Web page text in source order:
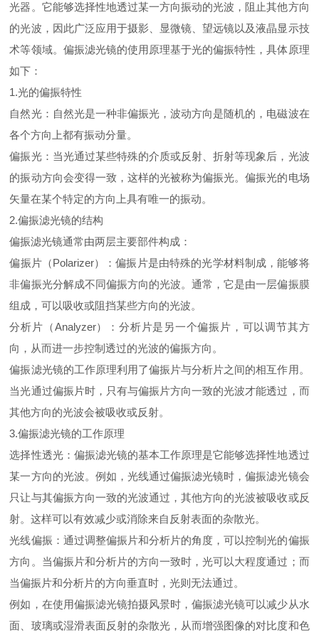
光器。它能够选择性地透过某一方向振动的光波，阻止其他方向
的光波，因此广泛应用于摄影、显微镜、望远镜以及液晶显示技
术等领域。偏振滤光镜的使用原理基于光的偏振特性，具体原理
如下：
1.光的偏振特性
自然光：自然光是一种非偏振光，波动方向是随机的，电磁波在
各个方向上都有振动分量。
偏振光：当光通过某些特殊的介质或反射、折射等现象后，光波
的振动方向会变得一致，这样的光被称为偏振光。偏振光的电场
矢量在某个特定的方向上具有唯一的振动。
2.偏振滤光镜的结构
偏振滤光镜通常由两层主要部件构成：
偏振片（Polarizer）：偏振片是由特殊的光学材料制成，能够将
非偏振光分解成不同偏振方向的光波。通常，它是由一层偏振膜
组成，可以吸收或阻挡某些方向的光波。
分析片（Analyzer）：分析片是另一个偏振片，可以调节其方
向，从而进一步控制透过的光波的偏振方向。
偏振滤光镜的工作原理利用了偏振片与分析片之间的相互作用。
当光通过偏振片时，只有与偏振片方向一致的光波才能透过，而
其他方向的光波会被吸收或反射。
3.偏振滤光镜的工作原理
选择性透光：偏振滤光镜的基本工作原理是它能够选择性地透过
某一方向的光波。例如，光线通过偏振滤光镜时，偏振滤光镜会
只让与其偏振方向一致的光波通过，其他方向的光波被吸收或反
射。这样可以有效减少或消除来自反射表面的杂散光。
光线偏振：通过调整偏振片和分析片的角度，可以控制光的偏振
方向。当偏振片和分析片的方向一致时，光可以大程度通过；而
当偏振片和分析片的方向垂直时，光则无法通过。
例如，在使用偏振滤光镜拍摄风景时，偏振滤光镜可以减少从水
面、玻璃或湿滑表面反射的杂散光，从而增强图像的对比度和色